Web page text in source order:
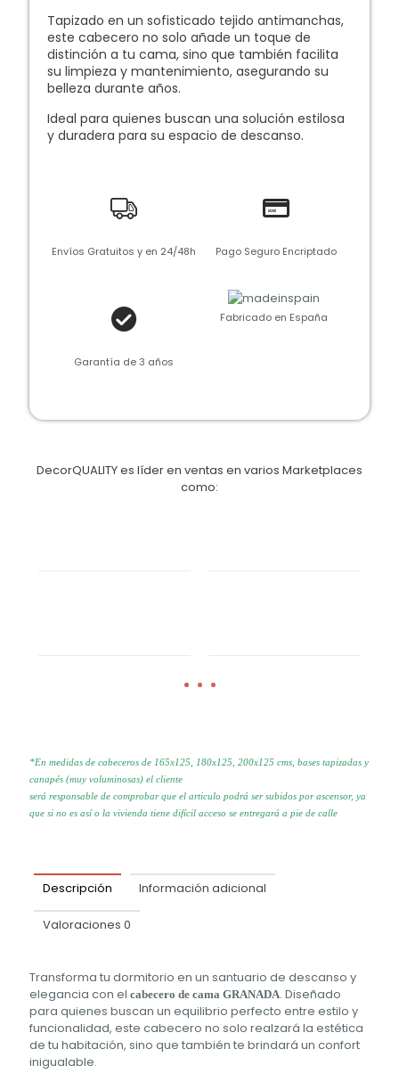
Tapizado en un sofisticado tejido antimanchas,
este cabecero no solo añade un toque de
distinción a tu cama, sino que también facilita
su limpieza y mantenimiento, asegurando su
belleza durante años.
Ideal para quienes buscan una solución estilosa
y duradera para su espacio de descanso.
Envíos Gratuitos y en 24/48h Pago Seguro Encriptado
Garantía de 3 años
Fabricado en España
DecorQUALITY es líder en ventas en varios Marketplaces
como:
*En medidas de cabeceros de 165x125, 180x125, 200x125 cms, bases tapizadas y
canapés (muy voluminosas) el cliente
será responsable de comprobar que el articulo podrá ser subidos porascensor, ya
que si no es así o la vivienda tiene difícil acceso se entregará a pie de calle
Descripción Información adicional
Valoraciones 0
Transforma tu dormitorio en un santuario de descanso y
elegancia con el cabecero de cama GRANADA. Diseñado
para quienes buscan un equilibrio perfecto entre estilo y
funcionalidad, este cabecero no solo realzará la estética
de tu habitación, sino que también te brindará un confort
inigualable.